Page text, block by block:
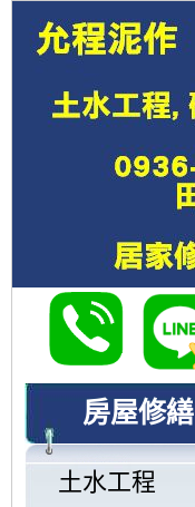
房屋修繕
土水工程